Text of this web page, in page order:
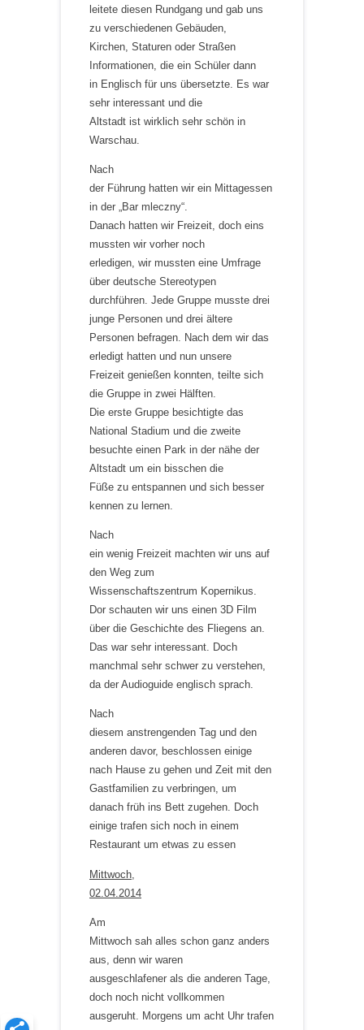
leitete diesen Rundgang und gab uns
zu verschiedenen Gebäuden,
Kirchen, Staturen oder Straßen
Informationen, die ein Schüler dann
in Englisch für uns übersetzte. Es war
sehr interessant und die
Altstadt ist wirklich sehr schön in
Warschau.
Nach
der Führung hatten wir ein Mittagessen
in der „Bar mleczny“.
Danach hatten wir Freizeit, doch eins
mussten wir vorher noch
erledigen, wir mussten eine Umfrage
über deutsche Stereotypen
durchführen. Jede Gruppe musste drei
junge Personen und drei ältere
Personen befragen. Nach dem wir das
erledigt hatten und nun unsere
Freizeit genießen konnten, teilte sich
die Gruppe in zwei Hälften.
Die erste Gruppe besichtigte das
National Stadium und die zweite
besuchte einen Park in der nähe der
Altstadt um ein bisschen die
Füße zu entspannen und sich besser
kennen zu lernen.
Nach
ein wenig Freizeit machten wir uns auf
den Weg zum
Wissenschaftszentrum Kopernikus.
Dor schauten wir uns einen 3D Film
über die Geschichte des Fliegens an.
Das war sehr interessant. Doch
manchmal sehr schwer zu verstehen,
da der Audioguide englisch sprach.
Nach
diesem anstrengenden Tag und den
anderen davor, beschlossen einige
nach Hause zu gehen und Zeit mit den
Gastfamilien zu verbringen, um
danach früh ins Bett zugehen. Doch
einige trafen sich noch in einem
Restaurant um etwas zu essen
Mittwoch,
02.04.2014
Am
Mittwoch sah alles schon ganz anders
aus, denn wir waren
ausgeschlafener als die anderen Tage,
doch noch nicht vollkommen
ausgeruht. Morgens um acht Uhr trafen